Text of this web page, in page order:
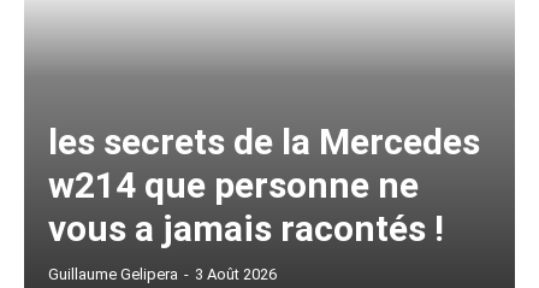
les secrets de la Mercedes
w214 que personne ne
vous a jamais racontés !
Guillaume Gelipera - 3 Août 2026